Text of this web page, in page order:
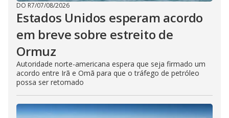
DO R7/07/08/2026
Estados Unidos esperam acordo
em breve sobre estreito de
Ormuz
Autoridade norte-americana espera que seja firmado um
acordo entre Irã e Omã para que o tráfego de petróleo
possa ser retomado